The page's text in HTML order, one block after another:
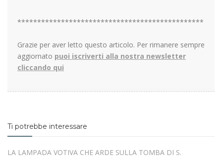
***********************************************
Grazie per aver letto questo articolo. Per rimanere sempre
aggiornato puoi iscriverti alla nostra newsletter
cliccando qui
Ti potrebbe interessare
LA LAMPADA VOTIVA CHE ARDE SULLA TOMBA DI S.